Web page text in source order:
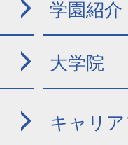
学園紹介
大学院
キャリ